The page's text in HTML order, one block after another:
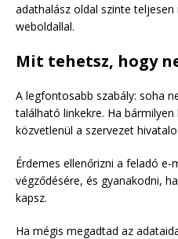
adathalász oldal szinte
weboldallal.
Mit tehetsz, hogy
A legfontosabb szabály: soha
található linkekre. Ha
közvetlenül a szervezet
Érdemes ellenőrizni a feladó
végződésére, és gyanakodni,
kapsz.
Ha mégis megadtad az